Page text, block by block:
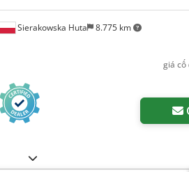
Sierakowska Huta 8.775 km
giá cố